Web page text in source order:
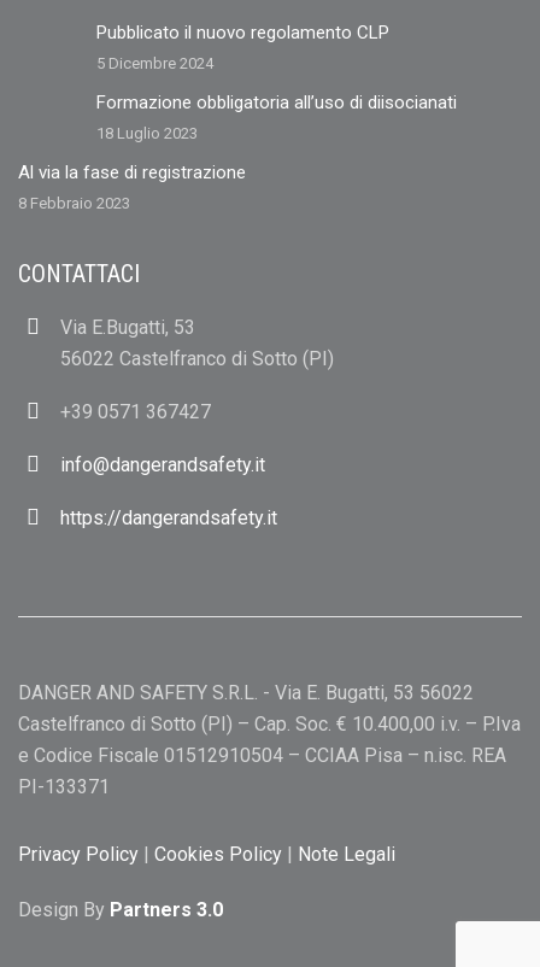
Pubblicato il nuovo regolamento CLP
5 Dicembre 2024
Formazione obbligatoria all’uso di diisocianati
18 Luglio 2023
Al via la fase di registrazione
8 Febbraio 2023
CONTATTACI
Via E.Bugatti, 53
56022 Castelfranco di Sotto (PI)
+39 0571 367427
info@dangerandsafety.it
https://dangerandsafety.it
DANGER AND SAFETY S.R.L. - Via E. Bugatti, 53 56022
Castelfranco di Sotto (PI) – Cap. Soc. € 10.400,00 i.v. – P.Iva
e Codice Fiscale 01512910504 – CCIAA Pisa – n.isc. REA
PI-133371
Privacy Policy | Cookies Policy | Note Legali
Design By Partners 3.0